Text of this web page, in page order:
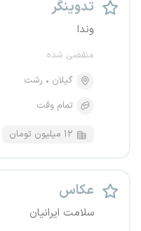
تدوینگر
وندا
منقضی شده
گیلان
رشت
تمام وقت
۱۲ میلیون تومان
عکاس
سلامت ایرانیان